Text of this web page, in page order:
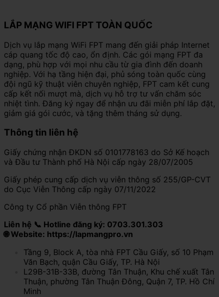
LẮP MẠNG WIFI FPT TOÀN QUỐC
Dịch vụ lắp mạng WiFi FPT mang đến giải pháp Internet
cáp quang tốc độ cao, ổn định. Các gói mạng FPT đa
dạng, phù hợp với mọi nhu cầu từ gia đình đến doanh
nghiệp. Với hạ tầng hiện đại, phủ sóng toàn quốc cùng
đội ngũ kỹ thuật viên chuyên nghiệp, FPT cam kết cung
cấp kết nối mượt mà, dịch vụ hỗ trợ tư vấn chăm sóc
nhiệt tình. Đăng ký ngay để nhận ưu đãi miễn phí lắp đặt,
giảm giá gói cước, và tặng thêm tháng sử dụng.
Thông tin liên hệ
Giấy chứng nhận ĐKDN số 0101778163 do Sở Kế hoạch
và Đầu tư Thành phố Hà Nội cấp ngày 28/07/2005
Giấy phép cung cấp dịch vụ viễn thông số 255/GP-CVT
do Cục Viễn Thông cấp ngày 07/11/2022
Công ty Cổ phần Viễn thông FPT
Liên hệ 📞 Hotline đăng ký: 0703.301.303
🌐 Website: https://lapmangpro.vn
Tầng 9, Block A, tòa nhà FPT Cầu Giấy, số 10 Phạm
Văn Bạch, quận Cầu Giấy, TP. Hà Nội
L29B-31B-33B, đường Tân Thuận, Khu chế xuất Tân
Thuận, phường Tân Thuận Đông, Quận 7, TP. Hồ Chí
Minh